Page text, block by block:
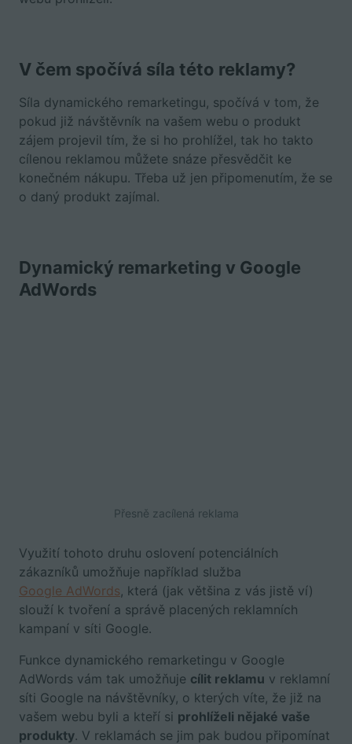
V čem spočívá síla této reklamy?
Síla dynamického remarketingu, spočívá v tom, že
pokud již návštěvník na vašem webu o produkt
zájem projevil tím, že si ho prohlížel, tak ho takto
cílenou reklamou můžete snáze přesvědčit ke
konečném nákupu. Třeba už jen připomenutím, že se
o daný produkt zajímal.
Dynamický remarketing v Google
AdWords
Přesně zacílená reklama
Využití tohoto druhu oslovení potenciálních
zákazníků umožňuje například služba
Google AdWords, která (jak většina z vás jistě ví)
slouží k tvoření a správě placených reklamních
kampaní v síti Google.
Funkce dynamického remarketingu v Google
AdWords vám tak umožňuje cílit reklamu v reklamní
síti Google na návštěvníky, o kterých víte, že již na
vašem webu byli a kteří si prohlíželi nějaké vaše
produkty. V reklamách se jim pak budou připomínat